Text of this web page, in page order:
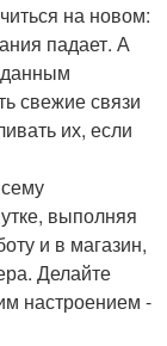
на новом:
падает. А
свежие связи
их, если
выполняя
и в магазин,
Делайте
настроением -